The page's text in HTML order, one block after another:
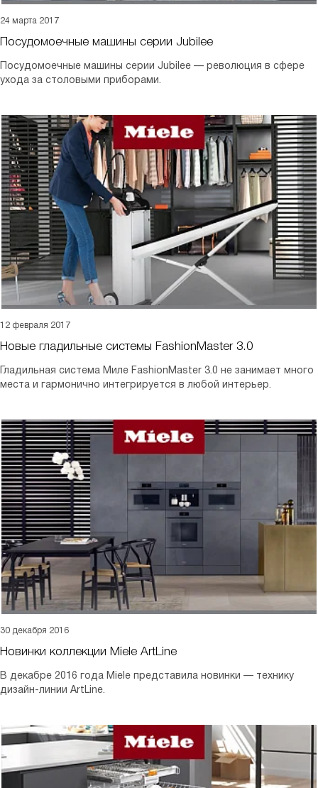
24 марта 2017
Посудомоечные машины серии Jubilee
Посудомоечные машины серии Jubilee — революция в сфере
ухода за столовыми приборами.
12 февраля 2017
Новые гладильные системы FashionMaster 3.0
Гладильная система Миле FashionMaster 3.0 не занимает много
места и гармонично интегрируется в любой интерьер.
30 декабря 2016
Новинки коллекции Miele ArtLine
В декабре 2016 года Miele представила новинки — технику
дизайн-линии ArtLine.